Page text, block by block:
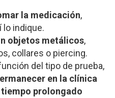
la medicación,
lo indique.
objetos metálicos,
collares o piercing.
del tipo de prueba,
en la clínica
prolongado